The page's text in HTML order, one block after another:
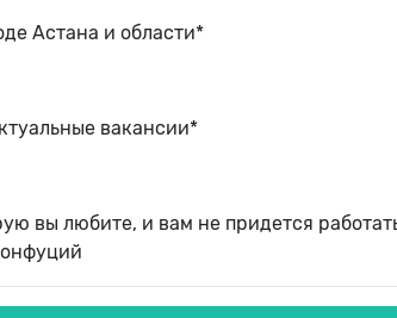
Астана и области*
вакансии*
вы любите, и вам не придется